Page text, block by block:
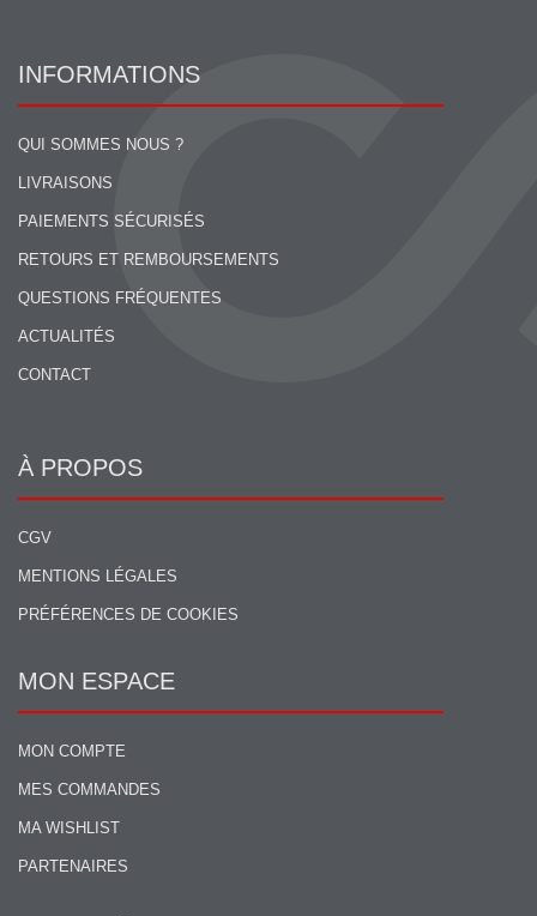
INFORMATIONS
QUI SOMMES NOUS ?
LIVRAISONS
PAIEMENTS SÉCURISÉS
RETOURS ET REMBOURSEMENTS
QUESTIONS FRÉQUENTES
ACTUALITÉS
CONTACT
À PROPOS
CGV
MENTIONS LÉGALES
PRÉFÉRENCES DE COOKIES
MON ESPACE
MON COMPTE
MES COMMANDES
MA WISHLIST
PARTENAIRES